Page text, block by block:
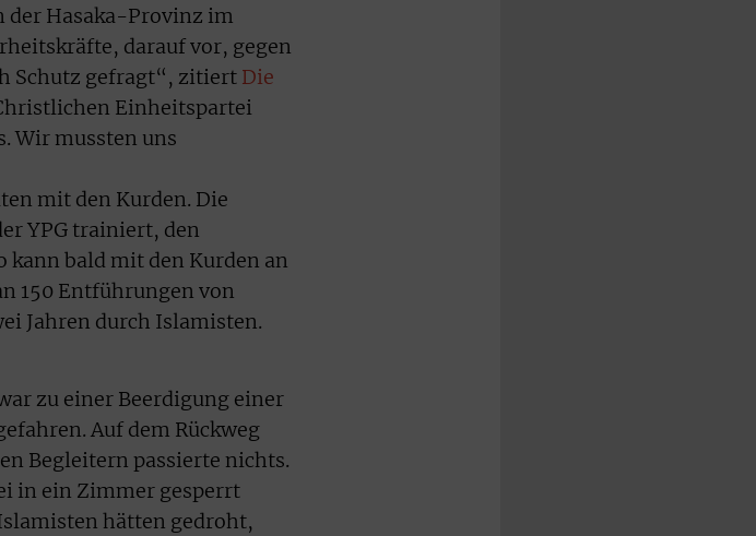
der Hasaka-Provinz im
darauf vor, gegen
Schutz gefragt“, zitiert Die
Einheitspartei
Wir mussten uns
mit den Kurden. Die
YPG trainiert, den
bald mit den Kurden an
150 Entführungen von
Jahren durch Islamisten.
zu einer Beerdigung einer
Auf dem Rückweg
Begleitern passierte nichts.
in ein Zimmer gesperrt
hätten gedroht,